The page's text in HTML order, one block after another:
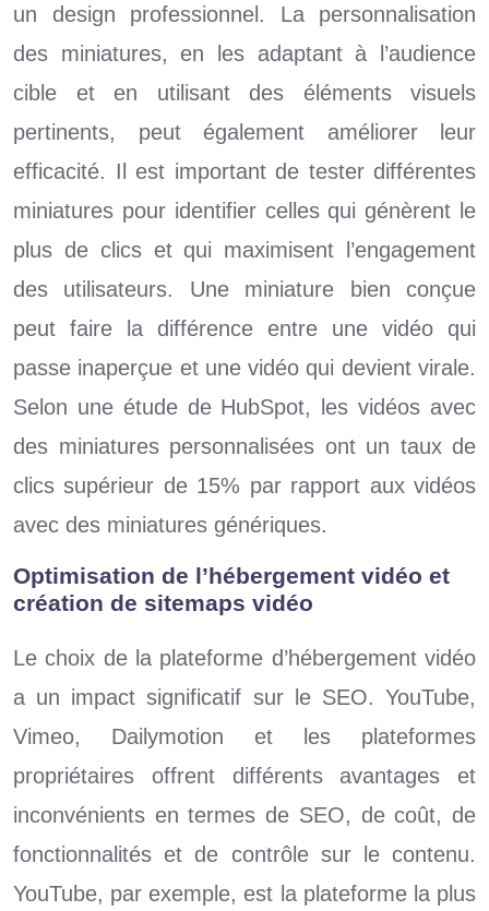
un design professionnel. La personnalisation
des miniatures, en les adaptant à l’audience
cible et en utilisant des éléments visuels
pertinents, peut également améliorer leur
efficacité. Il est important de tester différentes
miniatures pour identifier celles qui génèrent le
plus de clics et qui maximisent l’engagement
des utilisateurs. Une miniature bien conçue
peut faire la différence entre une vidéo qui
passe inaperçue et une vidéo qui devient virale.
Selon une étude de HubSpot, les vidéos avec
des miniatures personnalisées ont un taux de
clics supérieur de 15% par rapport aux vidéos
avec des miniatures génériques.
Optimisation de l’hébergement vidéo et
création de sitemaps vidéo
Le choix de la plateforme d’hébergement vidéo
a un impact significatif sur le SEO. YouTube,
Vimeo, Dailymotion et les plateformes
propriétaires offrent différents avantages et
inconvénients en termes de SEO, de coût, de
fonctionnalités et de contrôle sur le contenu.
YouTube, par exemple, est la plateforme la plus